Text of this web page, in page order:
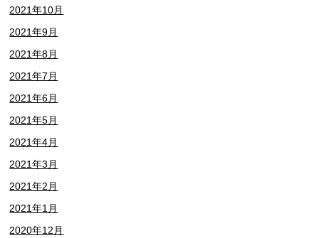
2021年10月
2021年9月
2021年8月
2021年7月
2021年6月
2021年5月
2021年4月
2021年3月
2021年2月
2021年1月
2020年12月